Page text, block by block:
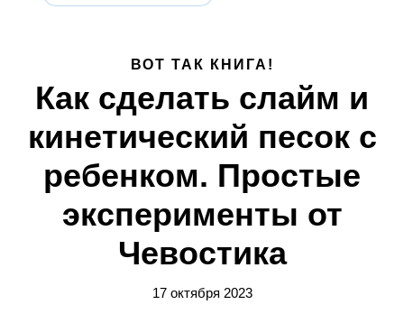
ВОТ ТАК КНИГА!
Как сделать слайм и
кинетический песок с
ребенком. Простые
эксперименты от
Чевостика
17 октября 2023